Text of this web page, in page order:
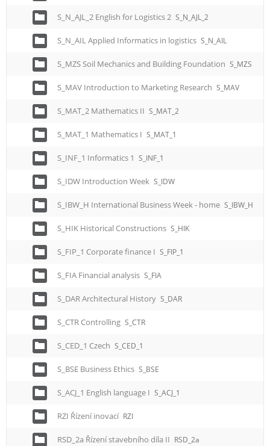
S_N_AJL_2 English for Logistics 2 S_N_AJL_2
S_N_AIL Applied Informatics in logistics S_N_AIL
S_MZS Soil Mechanics and Building Foundation S_MZS
S_MAV Introduction to Marketing Research S_MAV
S_MAT_2 Mathematics II S_MAT_2
S_MAT_1 Mathematics I S_MAT_1
S_INF_1 Informatics 1 S_INF_1
S_IDW Introduction Week S_IDW
S_IBW_H International Business Week - home S_IBW_H
S_HIK Historical Constructions S_HIK
S_FIP_1 Corporate finance I S_FIP_1
S_FIA Financial analysis S_FIA
S_DAR Architectural History S_DAR
S_CTR Controlling S_CTR
S_CED_1 Czech S_CED_1
S_BSE Business Ethics S_BSE
S_ACJ_1 English language I S_ACJ_1
RZI Řízení inovací RZI
RSD_2a Řízení stavebního díla II RSD_2a